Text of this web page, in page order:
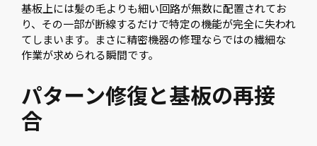
基板上には髪の毛よりも細い回路が無数に配置されてお
り、その一部が断線するだけで特定の機能が完全に失われ
てしまいます。まさに精密機器の修理ならではの繊細な
作業が求められる瞬間です。
パターン修復と基板の再接
合